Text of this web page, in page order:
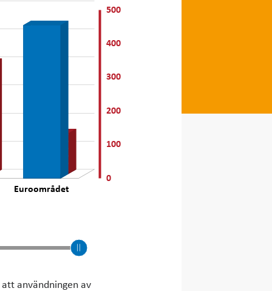
-100
-50
0
50
100
150
200
250
300
600
400
500
-200
Euroområdet
användningen av